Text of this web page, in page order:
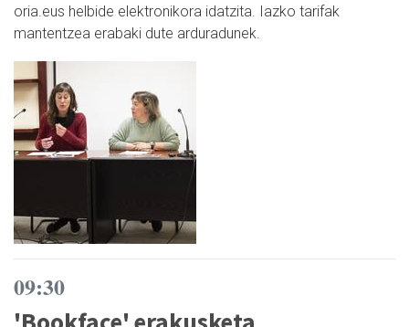
oria.eus helbide elektronikora idatzita. Iazko tarifak
mantentzea erabaki dute arduradunek.
09:30